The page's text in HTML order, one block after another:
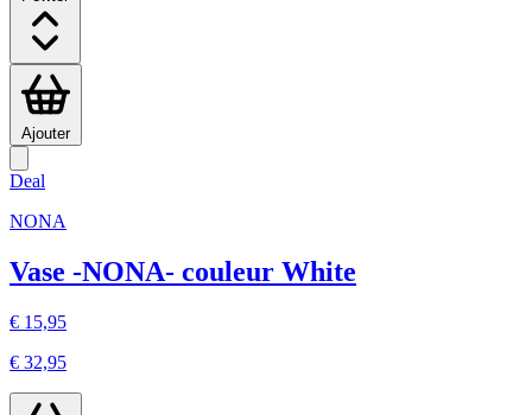
Ajouter
Deal
NONA
Vase -NONA- couleur White
€ 15,95
€ 32,95